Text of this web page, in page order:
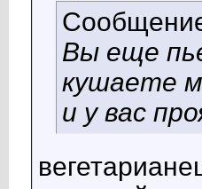
Вы еще
кушаете
и у вас